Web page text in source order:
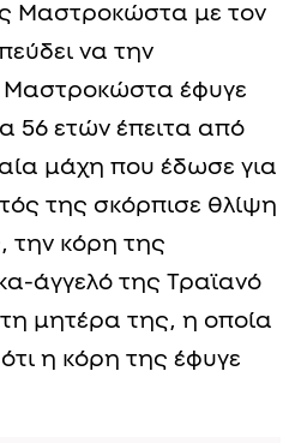
Μαστροκώστα με τον
να την
Μαστροκώστα έφυγε
56 ετών έπειτα από
μάχη που έδωσε για
της σκόρπισε θλίψη
την κόρη της
άγγελό της Τραϊανό
μητέρα της, η οποία
η κόρη της έφυγε